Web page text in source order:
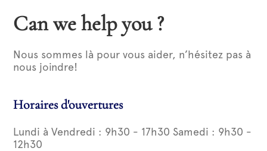
Can we help you ?
Nous sommes là pour vous aider, n’hésitez pas à
nous joindre!
Horaires d'ouvertures
Lundi à Vendredi : 9h30 - 17h30 Samedi : 9h30 -
12h30